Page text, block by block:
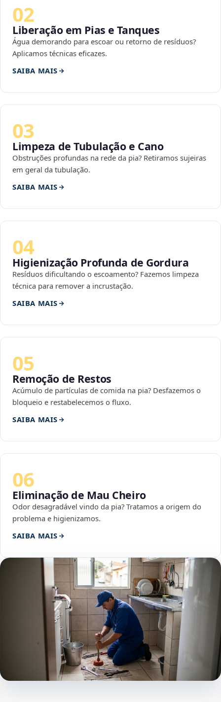
02
Liberação em Pias e Tanques
Água demorando para escoar ou retorno de resíduos?
Aplicamos técnicas eficazes.
SAIBA MAIS
03
Limpeza de Tubulação e Cano
Obstruções profundas na rede da pia? Retiramos sujeiras
em geral da tubulação.
SAIBA MAIS
04
Higienização Profunda de Gordura
Resíduos dificultando o escoamento? Fazemos limpeza
técnica para remover a incrustação.
SAIBA MAIS
05
Remoção de Restos
Acúmulo de partículas de comida na pia? Desfazemos o
bloqueio e restabelecemos o fluxo.
SAIBA MAIS
06
Eliminação de Mau Cheiro
Odor desagradável vindo da pia? Tratamos a origem do
problema e higienizamos.
SAIBA MAIS